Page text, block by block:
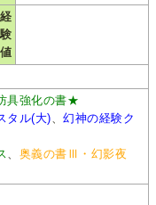
経
験
値
具強化の書★
タル(大) 、幻神の経験ク
奥義の書Ⅲ・幻影夜